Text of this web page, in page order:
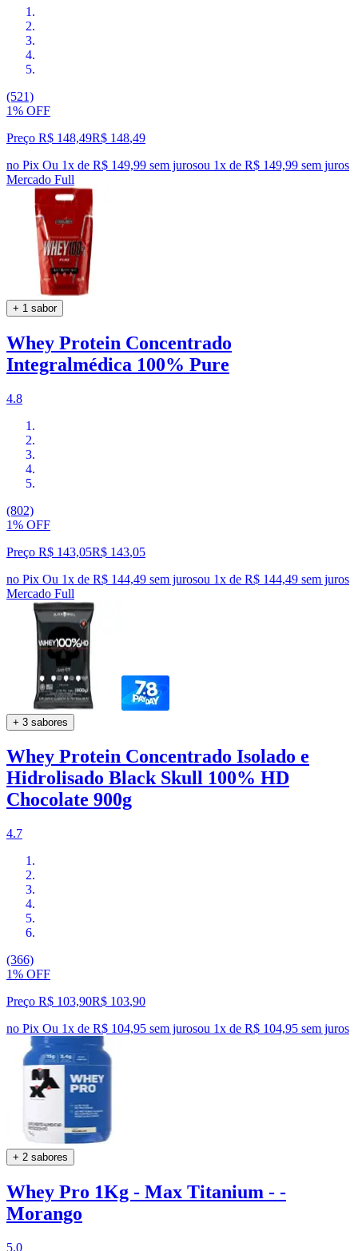
(521)
1% OFF
Preço R$ 148,49R$ 148,49
no Pix Ou 1x de R$ 149,99 sem jurosou 1x de R$ 149,99 sem juros
Mercado Full
+ 1 sabor
Whey Protein Concentrado
Integralmédica 100% Pure
4.8
(802)
1% OFF
Preço R$ 143,05R$ 143,05
no Pix Ou 1x de R$ 144,49 sem jurosou 1x de R$ 144,49 sem juros
Mercado Full
+ 3 sabores
Whey Protein Concentrado Isolado e
Hidrolisado Black Skull 100% HD
Chocolate 900g
4.7
(366)
1% OFF
Preço R$ 103,90R$ 103,90
no Pix Ou 1x de R$ 104,95 sem jurosou 1x de R$ 104,95 sem juros
+ 2 sabores
Whey Pro 1Kg - Max Titanium - -
Morango
5.0